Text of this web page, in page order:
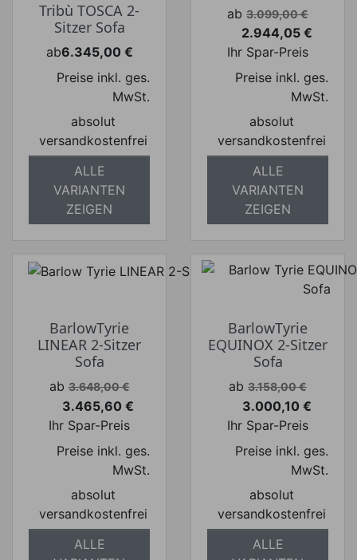
Tribù TOSCA 2-
Sitzer Sofa
ab
Preis
6.345,00 €
Preise inkl. ges.
MwSt.
absolut
versandkostenfrei
ALLE
VARIANTEN
ZEIGEN
Verkaufspreis
ab 3.099,00 €
Preis
2.944,05 €
Ihr Spar-Preis
Preise inkl. ges.
MwSt.
absolut
versandkostenfrei
ALLE
VARIANTEN
ZEIGEN
BarlowTyrie
LINEAR 2-Sitzer
Sofa
Verkaufspreis
ab 3.648,00 €
Preis
3.465,60 €
Ihr Spar-Preis
Preise inkl. ges.
MwSt.
absolut
versandkostenfrei
ALLE
BarlowTyrie
EQUINOX 2-Sitzer
Sofa
Verkaufspreis
ab 3.158,00 €
Preis
3.000,10 €
Ihr Spar-Preis
Preise inkl. ges.
MwSt.
absolut
versandkostenfrei
ALLE